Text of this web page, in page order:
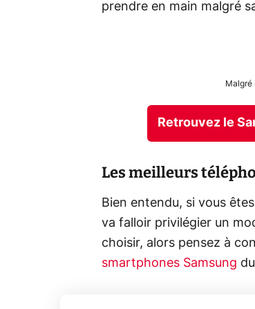
prendre en main malgré
Malgré
Retrouvez le
Les meilleurs
Bien entendu, si vous
va falloir privilégier un
choisir, alors pensez à
smartphones Samsung